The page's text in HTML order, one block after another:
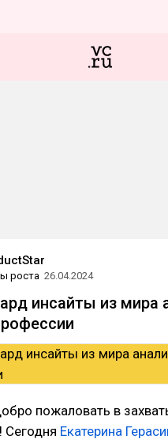
роста 26.04.2024
инсайты из мира
пожаловать в
Сегодня Екатерина